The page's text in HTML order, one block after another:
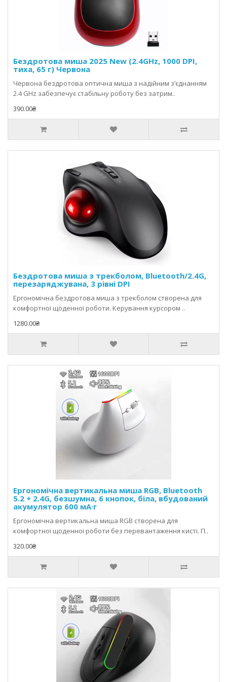
користувачів — від геймерів до офісних фахівців. Магазин
пропонує оригінальні моделі, офіційну гарантію, швидку
доставку та приємні ціни на комп’ютерні аксесуари.
Бездротова миша 2025 New (2.4GHz, 1000 DPI,
тиха, 65 г) Червона
Червона бездротова оптична миша з надійним з’єднанням
2.4 GHz забезпечує стабільну роботу без затрим..
390.00₴
Бездротова миша з трекболом, Bluetooth/2.4G,
перезаряджувана, 3 рівні DPI
Ергономічна бездротова миша з трекболом створена для
комфортної щоденної роботи. Керування курсором ..
1280.00₴
Ергономічна вертикальна миша RGB, Bluetooth
5.2 + 2.4G, безшумна, 6 кнопок, біла, вбудований
акумулятор 600 мА·г
Ергономічна вертикальна миша RGB створена для
комфортної щоденної роботи без перевантаження кисті. П..
320.00₴